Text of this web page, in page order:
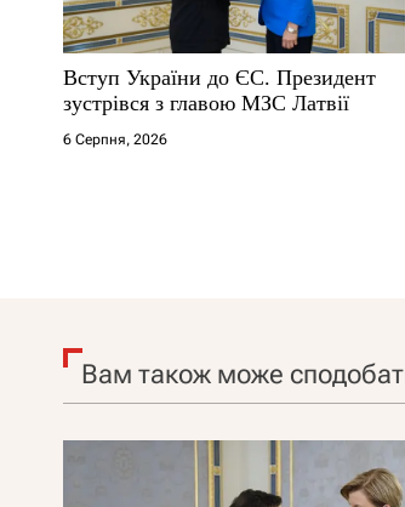
Вступ України до ЄС. Президент
зустрівся з главою МЗС Латвії
6 Серпня, 2026
Вам також може